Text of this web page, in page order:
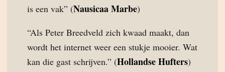
is een vak” (Nausicaa Marbe)
“Als Peter Breedveld zich kwaad maakt, dan
wordt het internet weer een stukje mooier. Wat
kan die gast schrijven.” (Hollandse Hufters)